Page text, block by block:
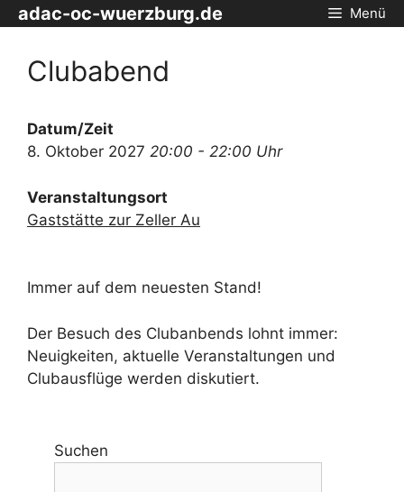
Zum
Inhalt
adac-oc-wuerzburg.de Menü
Clubabend
Datum/Zeit
8. Oktober 2027 20:00 - 22:00 Uhr
Veranstaltungsort
Gaststätte zur Zeller Au
Immer auf dem neuesten Stand!
Der Besuch des Clubanbends lohnt immer:
Neuigkeiten, aktuelle Veranstaltungen und
Clubausflüge werden diskutiert.
Suchen